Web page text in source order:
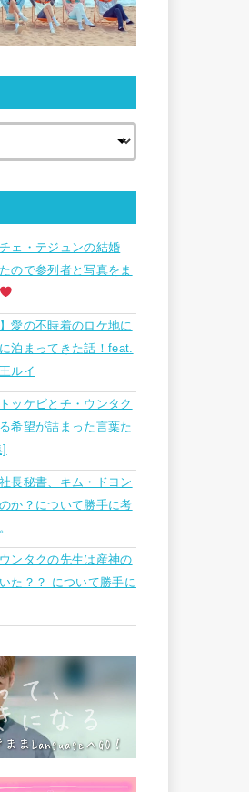
ェ・テジュンの結婚
ので参列者と写真をま
愛の不時着のロケ地に
泊まってきた話！feat.
ルイ
ッケビとチ・ウンタク
希望が詰まった言葉た
]
長秘書、キム・ドヨン
か？について勝手に考
ンタクの先生は産神の
た？？ について勝手に